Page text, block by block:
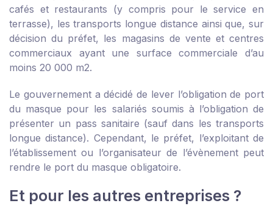
cafés et restaurants (y compris pour le service en
terrasse), les transports longue distance ainsi que, sur
décision du préfet, les magasins de vente et centres
commerciaux ayant une surface commerciale d’au
moins 20 000 m2.
Le gouvernement a décidé de lever l’obligation de port
du masque pour les salariés soumis à l’obligation de
présenter un pass sanitaire (sauf dans les transports
longue distance). Cependant, le préfet, l’exploitant de
l’établissement ou l’organisateur de l’évènement peut
rendre le port du masque obligatoire.
Et pour les autres entreprises ?